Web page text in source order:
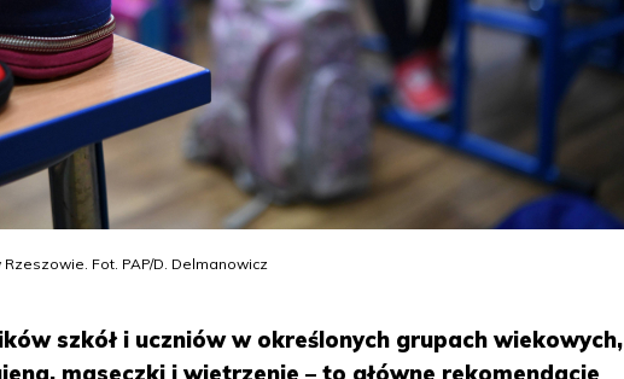
Fot. PAP/D. Delmanowicz
szkół i uczniów w określonych grupach wiekowych,